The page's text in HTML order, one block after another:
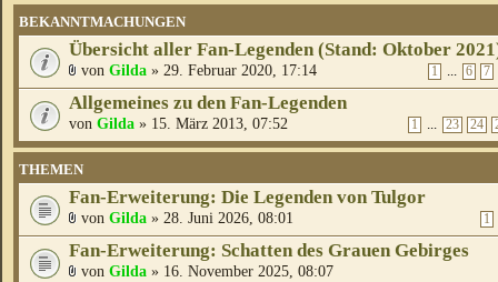
BEKANNTMACHUNGEN
Übersicht aller Fan-Legenden (Stand: Oktober
1 ... 6 7
von Gilda » 29. Februar 2020, 17:14
Allgemeines zu den Fan-Legenden
1 ... 23 24
von Gilda » 15. März 2013, 07:52
THEMEN
Fan-Erweiterung: Die Legenden von Tulgor
1
von Gilda » 28. Juni 2026, 08:01
Fan-Erweiterung: Schatten des Grauen Gebirges
von Gilda » 16. November 2025, 08:07